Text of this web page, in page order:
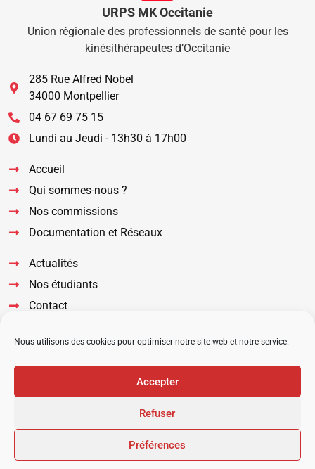
Nous utilisons des cookies pour optimiser notre site web et notre service.
Accepter
Refuser
Préférences
URPS MK Occitanie
Union régionale des professionnels de santé pour les
kinésithérapeutes d’Occitanie
285 Rue Alfred Nobel
34000 Montpellier
04 67 69 75 15
Lundi au Jeudi - 13h30 à 17h00
Accueil
Qui sommes-nous ?
Nos commissions
Documentation et Réseaux
Actualités
Nos étudiants
Contact
2022 © URPS MK Occitanie –
Plan du site